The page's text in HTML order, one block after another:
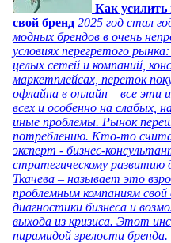
Как усилить
свой бренд 2025 год стал
модных брендов в очень
условиях перегретого
целых сетей и компаний,
маркетплейсах, переток
офлайна в онлайн – все эти
всех и особенно на слабых,
иные проблемы. Рынок
потреблению. Кто-то
эксперт - бизнес-
стратегическому развитию
Ткачева – называет это
проблемным компаниям
диагностики бизнеса и
выхода из кризиса. Этот
пирамидой зрелости бренда.